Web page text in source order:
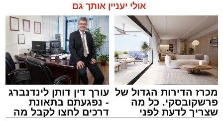
המרכז למורשת
מנהל האתר / 10:42 06.08.26
אולי יעניין אותך גם
מכרז הדירות הגדול של
פרשקובסקי. כל מה
שצריך לדעת לפני
עורך דין דותן לינדנברג
- נפגעתם בתאונת
דרכים לחצו לקבל מה